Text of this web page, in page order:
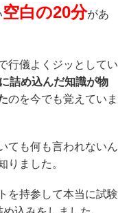
空白の20分があ
行儀よくジッとしてい
詰め込んだ知識が物
のを今でも覚えていま
ても何も言われないん
りました。
を持参して本当に試験